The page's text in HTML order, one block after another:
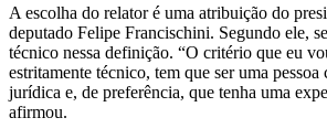
A escolha do relator é uma atribuição do
deputado Felipe Francischini. Segundo ele,
técnico nessa definição. “O critério que eu
estritamente técnico, tem que ser uma
jurídica e, de preferência, que tenha uma
afirmou.